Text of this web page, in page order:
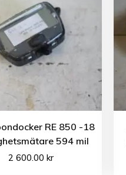
RE 850 -18
594 mil
2 600.00 kr